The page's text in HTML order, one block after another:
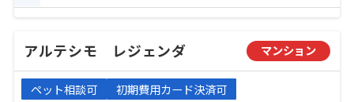
アルテシモ レジェンダ マンション
ペット相談可 初期費用カード決済可